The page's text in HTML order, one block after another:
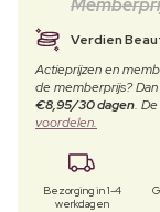
Verdien
Actieprijzen en
de memberprijs?
€8,95/30 dagen.
voordelen.
Bezorging in 1-4
werkdagen